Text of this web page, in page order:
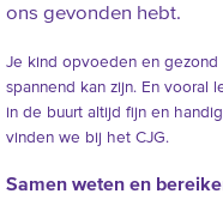
ons gevonden hebt.
Je kind opvoeden en
spannend kan zijn. En vooral
in de buurt altijd fijn en
vinden we bij het CJG.
Samen weten en